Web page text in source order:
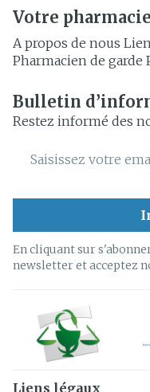
Votre pharmacie
A propos de nous
Pharmacien de garde
Bulletin
Restez informé des
Adresse mail
En cliquant sur
newsletter et acceptez
Liens légaux